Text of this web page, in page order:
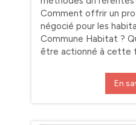
Comment offrir un
négocié pour les
Commune Habitat ?
être actionné à cette
En